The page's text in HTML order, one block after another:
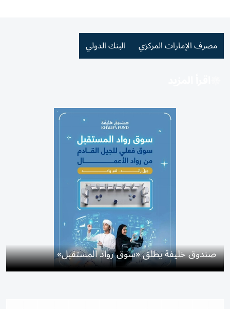
مصرف الإمارات المركزي البنك الدولي
صندوق خليفة يطلق «سوق رواد المستقبل»